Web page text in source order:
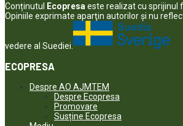
Conținutul Ecopresa este realizat cu sprijinul
Opiniile exprimate aparţin autorilor şi nu
vedere al Suediei.
ECOPRESA
Despre AO AJMTEM
Despre Ecopresa
Promovare
Susține Ecopresa